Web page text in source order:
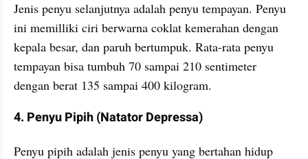
Jenis penyu selanjutnya adalah penyu tempayan. Penyu
ini memilliki ciri berwarna coklat kemerahan dengan
kepala besar, dan paruh bertumpuk. Rata-rata penyu
tempayan bisa tumbuh 70 sampai 210 sentimeter
dengan berat 135 sampai 400 kilogram.
4. Penyu Pipih (Natator Depressa)
Penyu pipih adalah jenis penyu yang bertahan hidup